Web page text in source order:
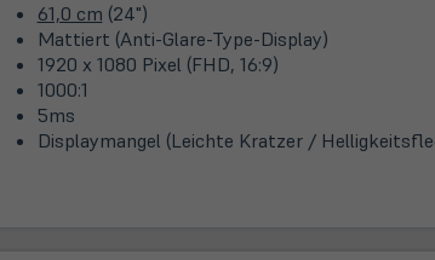
61,0 cm (24")
Mattiert (Anti-Glare-Type-Display)
1920 x 1080 Pixel (FHD, 16:9)
1000:1
5ms
Displaymangel (Leichte Kratzer /